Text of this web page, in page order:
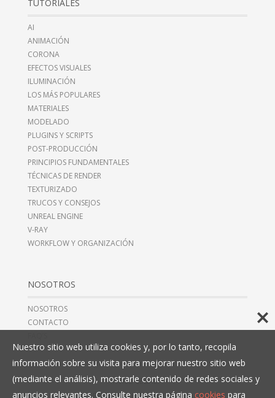
TUTORIALES
AI
ANIMACIÓN
CORONA
EFECTOS VISUALES
ILUMINACIÓN
LOS MÁS POPULARES
MATERIALES
MODELADO
PLUGINS Y SCRIPTS
POST-PRODUCCIÓN
PRINCIPIOS FUNDAMENTALES
TÉCNICAS DE RENDER
TEXTURIZADO
TRUCOS Y CONSEJOS
UNREAL ENGINE
V-RAY
WORKFLOW Y ORGANIZACIÓN
NOSOTROS
NOSOTROS
CONTACTO
AVISO LEGAL
TÉRMINOS Y CONDICIONES
Nuestro sitio web utiliza cookies y, por lo tanto, recopila
información sobre su visita para mejorar nuestro sitio web
(mediante el análisis), mostrarle contenido de redes sociales y
anuncios relevantes. Consulte nuestra página cookies para